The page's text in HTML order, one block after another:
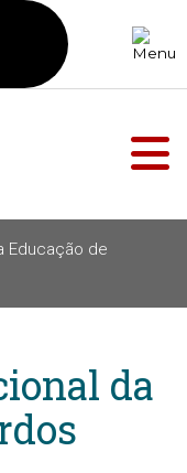
Educação de
da